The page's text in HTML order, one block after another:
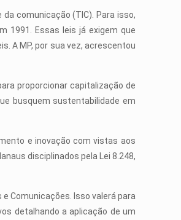
comunicação (TIC). Para isso,
1991. Essas leis já exigem que
A MP, por sua vez, acrescentou
proporcionar capitalização de
busquem sustentabilidade em
e inovação com vistas aos
disciplinados pela Lei 8.248,
Comunicações. Isso valerá para
detalhando a aplicação de um